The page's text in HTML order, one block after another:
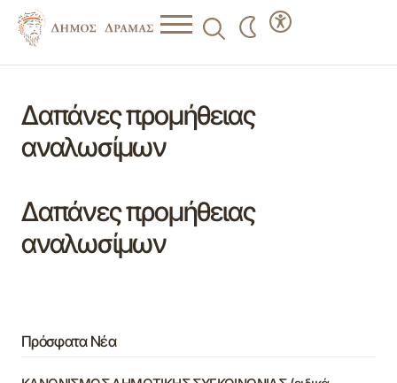
Δαπάνες προμήθειας
αναλωσίμων
Δαπάνες προμήθειας
αναλωσίμων
Πρόσφατα Νέα